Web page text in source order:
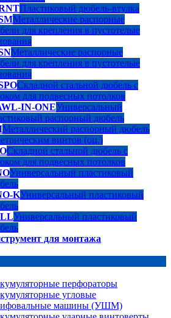
Пластиковый дюбель-втулка
Металлические распорные
для крепления в пустотелые
Металлические распорные
для крепления в пустотелые
Складной стальной дюбель с
для подвесных потолков
IN-ONEУниверсальный
распорный дюбель
Металлический распорный дюбель
винтов (оц.)
Складной стальной дюбель с
для подвесных потолков
Универсальный пластиковый
KУниверсальный пластиковый
Универсальный пластиковый
для монтажа
перфораторы
угловые
машины (УШМ)